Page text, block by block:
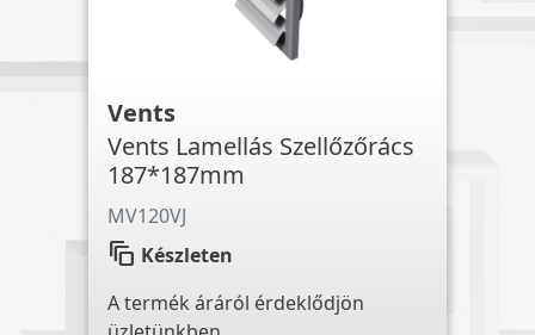
Vents
Vents Lamellás Szellőzőrács
187*187mm
MV120VJ
auto_awesome_motion Készleten
A termék áráról érdeklődjön